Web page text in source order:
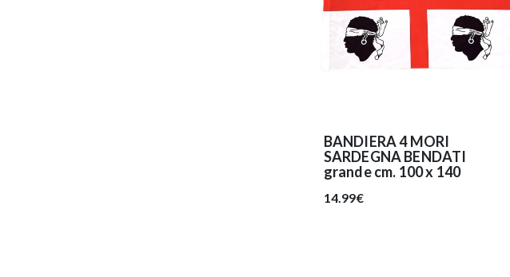
BANDIERA 4 MORI
SARDEGNA BENDATI
grande cm. 100 x 140
14.99€